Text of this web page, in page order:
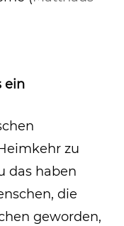
ein
zu
das haben
die
geworden,